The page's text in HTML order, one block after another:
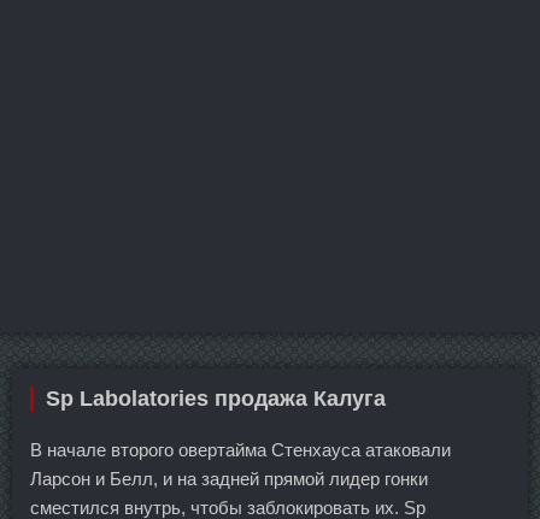
Sp Labolatories продажа Калуга
В начале второго овертайма Стенхауса атаковали
Ларсон и Белл, и на задней прямой лидер гонки
сместился внутрь, чтобы заблокировать их. Sp